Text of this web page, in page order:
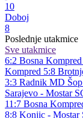
10
Doboj
8
Poslednje utakmice
Sve utakmice
6:2 Bosna Kompred
Kompred 5:8
3:3 Radnik MD Šop
Sarajevo - Mostar
11:7 Bosna
8:8 Konjic - Mostar